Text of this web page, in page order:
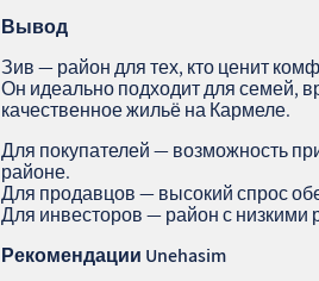
Вывод
Зив — район для тех, кто ценит
Он идеально подходит для семей,
качественное жильё на Кармеле.
Для покупателей — возможность
районе.
Для продавцов — высокий спрос
Для инвесторов — район с низкими
Рекомендации Unehasim